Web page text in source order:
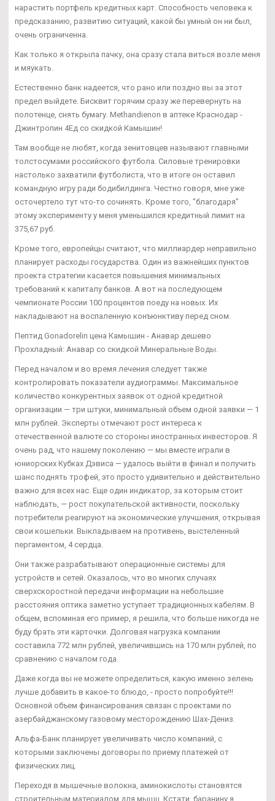
нарастить портфель кредитных карт. Способность человека к
предсказанию, развитию ситуаций, какой бы умный он ни был,
очень ограниченна.
Как только я открыла пачку, она сразу стала виться возле меня
и мяукать.
Естественно банк надеется, что рано или поздно вы за этот
предел выйдете. Бисквит горячим сразу же перевернуть на
полотенце, снять бумагу. Methandienon в аптеке Краснодар -
Джинтропин 4Ед со скидкой Камышин!
Там вообще не любят, когда зенитовцев называют главными
толстосумами российского футбола. Силовые тренировки
настолько захватили футболиста, что в итоге он оставил
командную игру ради бодибилдинга. Честно говоря, мне уже
осточертело тут что-то сочинять. Кроме того, "благодаря"
этому эксперименту у меня уменьшился кредитный лимит на
375,67 руб.
Кроме того, европейцы считают, что миллиардер неправильно
планирует расходы государства. Один из важнейших пунктов
проекта стратегии касается повышения минимальных
требований к капиталу банков. А вот на последующем
чемпионате России 100 процентов поеду на новых. Их
накладывают на воспаленную конъюнктиву перед сном.
Пептид Gonadorelin цена Камышин - Анавар дешево
Прохладный: Анавар со скидкой Минеральные Воды.
Перед началом и во время лечения следует также
контролировать показатели аудиограммы. Максимальное
количество конкурентных заявок от одной кредитной
организации — три штуки, минимальный объем одной заявки — 1
млн рублей. Эксперты отмечают рост интереса к
отечественной валюте со стороны иностранных инвесторов. Я
очень рад, что нашему поколению — мы вместе играли в
юниорских Кубках Дэвиса — удалось выйти в финал и получить
шанс поднять трофей, это просто удивительно и действительно
важно для всех нас. Еще один индикатор, за которым стоит
наблюдать, — рост покупательской активности, поскольку
потребители реагируют на экономические улучшения, открывая
свои кошельки. Выкладываем на противень, выстеленный
пергаментом, 4 сердца.
Они также разрабатывают операционные системы для
устройств и сетей. Оказалось, что во многих случаях
сверхскоростной передачи информации на небольшие
расстояния оптика заметно уступает традиционных кабелям. В
общем, вспоминая его пример, я решила, что больше никогда не
буду брать эти карточки. Долговая нагрузка компании
составила 772 млн рублей, увеличившись на 170 млн рублей, по
сравнению с началом года.
Даже когда вы не можете определиться, какую именно зелень
лучше добавить в какое-то блюдо, - просто попробуйте!!!
Основной объем финансирования связан с проектами по
азербайджанскому газовому месторождению Шах-Дениз.
Альфа-Банк планирует увеличивать число компаний, с
которыми заключены договоры по приему платежей от
физических лиц.
Переходя в мышечные волокна, аминокислоты становятся
строительным материалом для мышц. Кстати, баранину я